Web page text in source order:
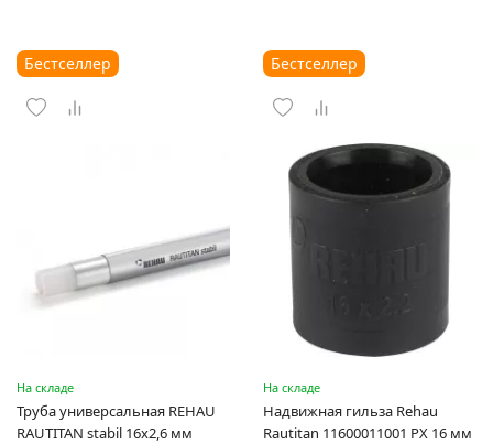
Бестселлер
На складе
Труба универсальная REHAU
RAUTITAN stabil 16х2,6 мм
Бестселлер
На складе
Надвижная гильза Rehau
Rautitan 11600011001 PX 16 мм